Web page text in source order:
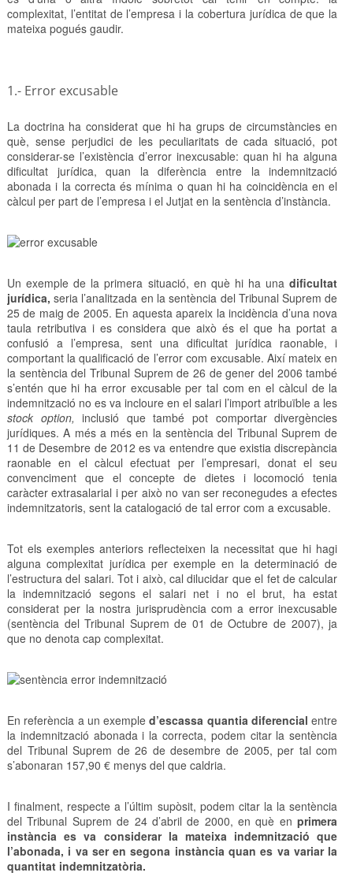
complexitat, l’entitat de l’empresa i la cobertura jurídica de que la
mateixa pogués gaudir.
1.- Error excusable
La doctrina ha considerat que hi ha grups de circumstàncies en
què, sense perjudici de les peculiaritats de cada situació, pot
considerar-se l’existència d’error inexcusable: quan hi ha alguna
dificultat jurídica, quan la diferència entre la indemnització
abonada i la correcta és mínima o quan hi ha coincidència en el
càlcul per part de l’empresa i el Jutjat en la sentència d’instància.
Un exemple de la primera situació, en què hi ha unadificultat
jurídica, seria l’analitzada en la sentència del Tribunal Suprem de
25 de maig de 2005. En aquesta apareix la incidència d’una nova
taula retributiva i es considera que això és el que ha portat a
confusió a l’empresa, sent una dificultat jurídica raonable, i
comportant la qualificació de l’error com excusable. Així mateix en
la sentència del Tribunal Suprem de 26 de gener del 2006 també
s’entén que hi ha error excusable per tal com en el càlcul de la
indemnització no es va incloure en el salari l’import atribuïble a les
stock option, inclusió que també pot comportar divergències
jurídiques. A més a més en la sentència del Tribunal Suprem de
11 de Desembre de 2012 es va entendre que existia discrepància
raonable en el càlcul efectuat per l’empresari, donat el seu
convenciment que el concepte de dietes i locomoció tenia
caràcter extrasalarial i per això no van ser reconegudes a efectes
indemnitzatoris, sent la catalogació de tal error com a excusable.
Tot els exemples anteriors reflecteixen la necessitat que hi hagi
alguna complexitat jurídica per exemple en la determinació de
l’estructura del salari. Tot i això, cal dilucidar que el fet de calcular
la indemnització segons el salari net i no el brut, ha estat
considerat per la nostra jurisprudència com a error inexcusable
(sentència del Tribunal Suprem de 01 de Octubre de 2007), ja
que no denota cap complexitat.
En referència a un exempled’escassa quantia diferencial entre
la indemnització abonada i la correcta, podem citar la sentència
del Tribunal Suprem de 26 de desembre de 2005, per tal com
s’abonaran 157,90 € menys del que caldria.
I finalment, respecte a l’últim supòsit, podem citar la la sentència
del Tribunal Suprem de 24 d’abril de 2000, en què enprimera
instància es va considerar la mateixa indemnització que
l’abonada, i va ser en segona instància quan es va variar la
quantitat indemnitzatòria.